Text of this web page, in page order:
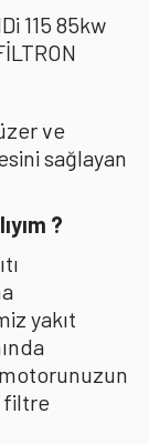
115 85kw
ve
sağlayan
?
yakıt
filtre